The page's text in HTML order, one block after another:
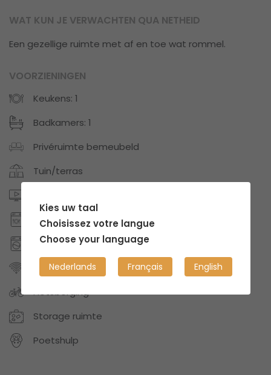
WAT KUN JE VERWACHTEN QUA NETHEID
Een gezellige ruimte met af en toe wat rommel.
VOORZIENINGEN
Keukens: 1
Badkamers: 1
Privéruimte bemeubeld
Tuin/terras
Vaatwasmachine
Wasmachine
Internet/Wifi
Fietsberging
Storage ruimte
Poetshulp
Kies uw taal
Choisissez votre langue
Choose your language
Nederlands Français English